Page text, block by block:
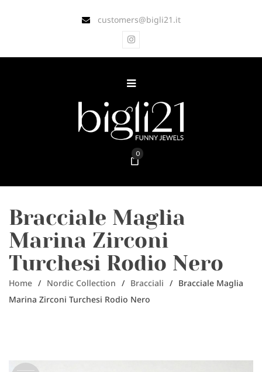
customers@bigli21.it
0
Bracciale Maglia
Marina Zirconi
Turchesi Rodio Nero
Home / Nordic Collection / Bracciali / Bracciale Maglia
Marina Zirconi Turchesi Rodio Nero